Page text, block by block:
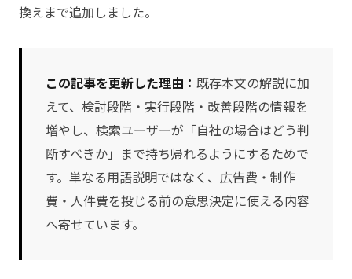
換えまで追加しました。
この記事を更新した理由： 既存本文の解説に加
えて、検討段階・実行段階・改善段階の情報を
増やし、検索ユーザーが「自社の場合はどう判
断すべきか」まで持ち帰れるようにするためで
す。単なる用語説明ではなく、広告費・制作
費・人件費を投じる前の意思決定に使える内容
へ寄せています。